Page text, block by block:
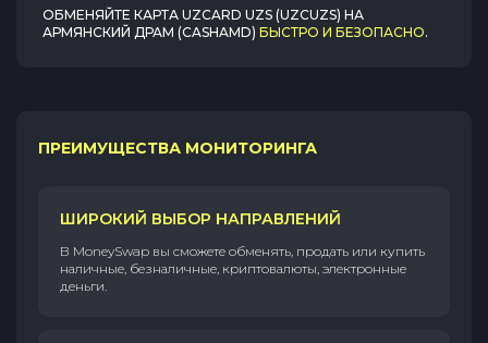
ОБМЕНЯЙТЕ КАРТА UZCARD UZS (UZCUZS) НА
АРМЯНСКИЙ ДРАМ (CASHAMD) БЫСТРО И БЕЗОПАСНО.
ПРЕИМУЩЕСТВА МОНИТОРИНГА
ШИРОКИЙ ВЫБОР НАПРАВЛЕНИЙ
В MoneySwap вы сможете обменять, продать или купить
наличные, безналичные, криптовалюты, электронные
деньги.